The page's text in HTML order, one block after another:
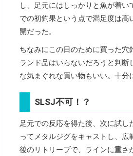
し、足元にはしっかりと魚が着
での初釣果という点で満足度は
開だった。
ちなみにこの日のために買った
ランド品はいらないだろうと判
な気まぐれな買い物もいい。十分
SLSJ不可！？
足元での反応を得た後、次に試
ってメタルジグをキャストし、
後のリトリーブで、ラインに重さ